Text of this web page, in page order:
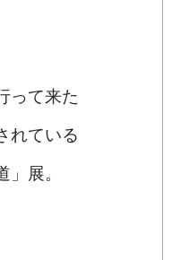
って来た
れている
」展。